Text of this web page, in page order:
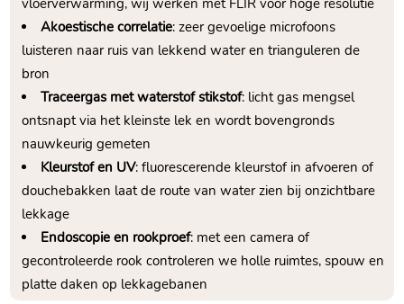
vloerverwarming, wij werken met FLIR voor hoge resolutie
Akoestische correlatie: zeer gevoelige microfoons
luisteren naar ruis van lekkend water en trianguleren de
bron
Traceergas met waterstof stikstof: licht gas mengsel
ontsnapt via het kleinste lek en wordt bovengronds
nauwkeurig gemeten
Kleurstof en UV: fluorescerende kleurstof in afvoeren of
douchebakken laat de route van water zien bij onzichtbare
lekkage
Endoscopie en rookproef: met een camera of
gecontroleerde rook controleren we holle ruimtes, spouw en
platte daken op lekkagebanen